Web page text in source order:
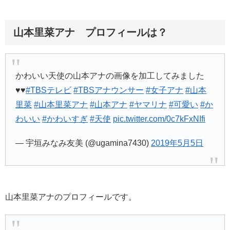
山本里菜アナ プロフィールは？
かわいい天使の山本アナの画像を加工してみました
♥️♥️#TBSテレビ #TBSアナウンサー #女子アナ #山本
里菜 #山本里菜アナ #山本アナ #ヤマリナ #可愛い #か
わいい #かわいすぎ #天使 pic.twitter.com/0c7kFxNIfi
— 宇垣みなみ友美 (@ugamina7430) 2019年5月5日
山本里菜アナのプロフィールです。